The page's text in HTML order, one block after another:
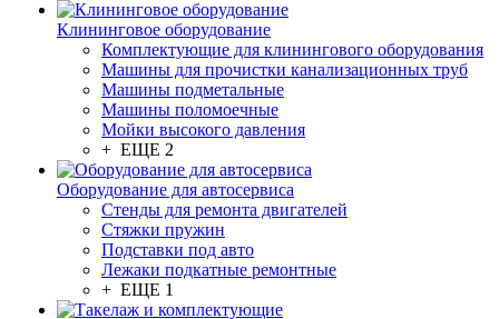
Клининговое оборудование
Комплектующие для клинингового оборудования
Машины для прочистки канализационных труб
Машины подметальные
Машины поломоечные
Мойки высокого давления
+ ЕЩЕ 2
Оборудование для автосервиса
Стенды для ремонта двигателей
Стяжки пружин
Подставки под авто
Лежаки подкатные ремонтные
+ ЕЩЕ 1